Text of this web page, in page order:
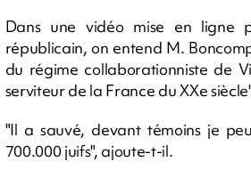
Dans une vidéo mise en ligne
républicain, on entend M.
du régime collaborationniste de
serviteur de la France du XXe
"Il a sauvé, devant témoins je
700.000 juifs", ajoute-t-il.